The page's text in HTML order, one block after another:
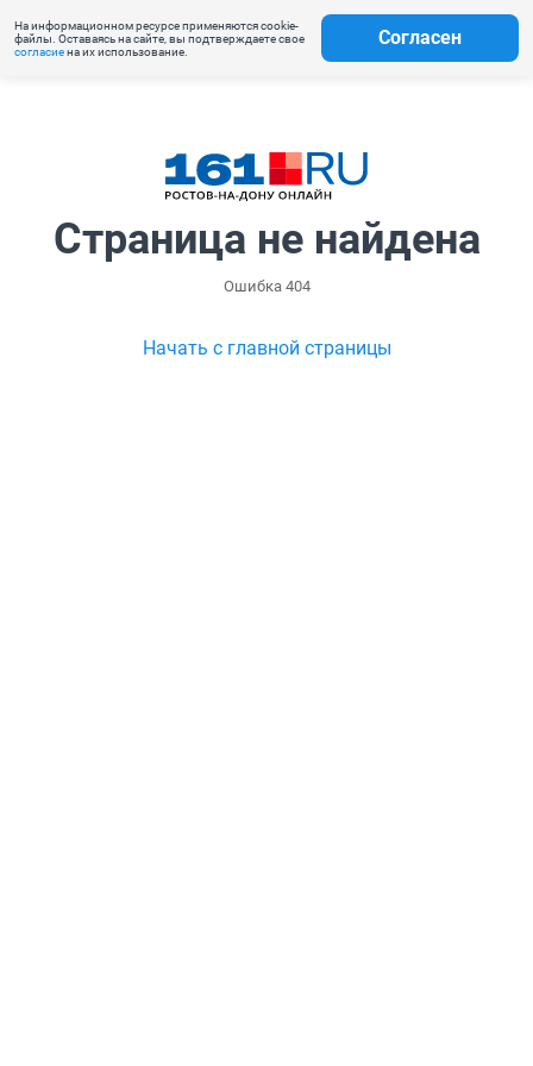
На информационном ресурсе применяются cookie-
файлы. Оставаясь на сайте, вы подтверждаете свое
согласиена их использование.
Согласен
Страница не найдена
Ошибка 404
Начать с главной страницы